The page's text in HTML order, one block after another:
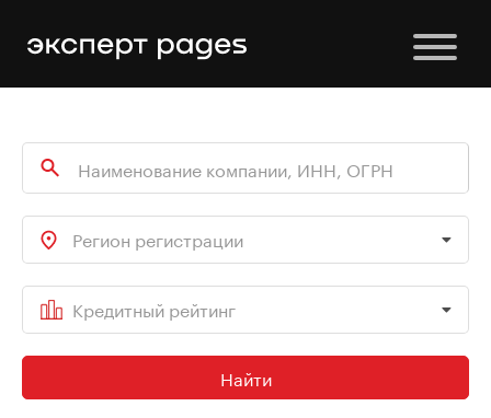
Регион регистрации
Кредитный рейтинг
Найти